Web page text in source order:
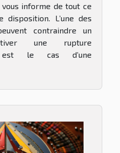
informe de tout ce
disposition. L’une des
contraindre un
une rupture
est le cas d’une